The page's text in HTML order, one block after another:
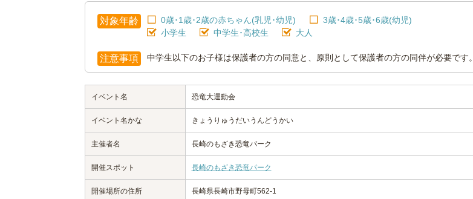
対象年齢 0歳･1歳･2歳の赤ちゃん(乳児･幼児)
3歳･4歳･5歳･6歳(幼児)
小学生
中学生･高校生 大人
注意事項 中学生以下のお子様は保護者の方の同意と、原則として保護者の方の同伴が必要です。
イベント名 恐竜大運動会
イベント名かな きょうりゅうだいうんどうかい
主催者名 長崎のもざき恐竜パーク
開催スポット 長崎のもざき恐竜パーク
開催場所の住所 長崎県長崎市野母町562-1